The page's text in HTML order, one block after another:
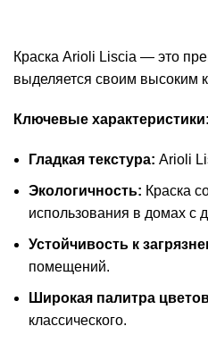
Краска Arioli Liscia — это
выделяется своим высоким
Ключевые характеристики:
Гладкая текстура: Arioli
Экологичность: Краска
использования в домах с
Устойчивость к
помещений.
Широкая палитра
классического.